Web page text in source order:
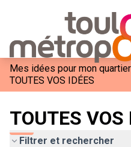
Mes idées pour mon
TOUTES VOS IDÉES
TOUTES VOS
Filtrer et rechercher